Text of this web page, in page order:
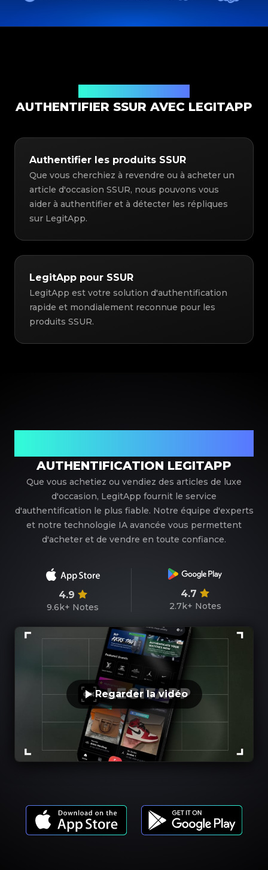
AUTHENTIFIER SSUR AVEC LEGITAPP
Authentifier les produits SSUR
Que vous cherchiez à revendre ou à acheter un
article d'occasion SSUR, nous pouvons vous
aider à authentifier et à détecter les répliques
sur LegitApp.
LegitApp pour SSUR
LegitApp est votre solution d'authentification
rapide et mondialement reconnue pour les
produits SSUR.
AUTHENTIFICATION LEGITAPP
Que vous achetiez ou vendiez des articles de luxe
d'occasion, LegitApp fournit le service
d'authentification le plus fiable. Notre équipe d'experts
et notre technologie IA avancée vous permettent
d'acheter et de vendre en toute confiance.
4.9
9.6k+ Notes
4.7
2.7k+ Notes
Regarder la vidéo